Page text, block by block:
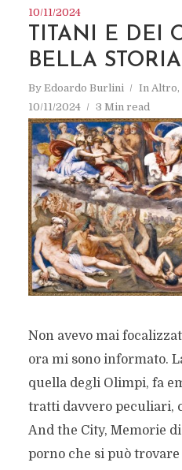
10/11/2024
TITANI E DEI
BELLA
By Edoardo Burlini In Altro,
10/11/2024
3 Min read
Non avevo mai
ora mi sono informato.
quella degli Olimpi, fa
tratti davvero peculiari,
And the City, Memorie
porno che si può